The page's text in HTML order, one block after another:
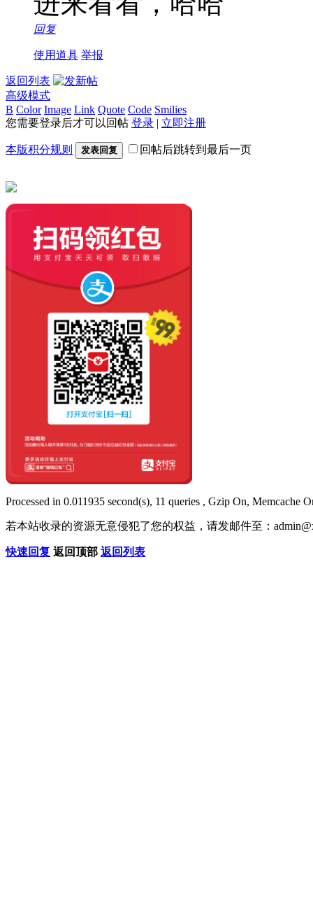
回复
使用道具 举报
返回列表
高级模式
B Color Image Link Quote Code Smilies
您需要登录后才可以回帖 登录 | 立即注册
本版积分规则 发表回复 回帖后跳转到最后一页
Processed in 0.011935 second(s), 11 queries , Gzip On, Memcache
若本站收录的资源无意侵犯了您的权益，请发邮件至：
快速回复 返回顶部 返回列表